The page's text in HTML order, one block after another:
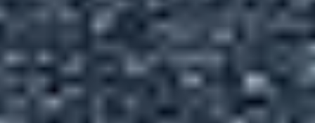
现客视点
每日栏目
时 尚